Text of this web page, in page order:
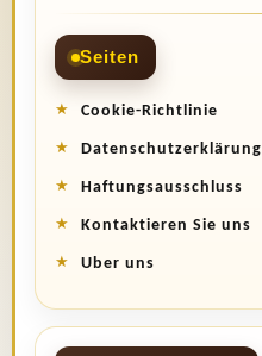
Seiten
Cookie-Richtlinie
Datenschutzerklärung
Haftungsausschluss
Kontaktieren Sie uns
Uber uns